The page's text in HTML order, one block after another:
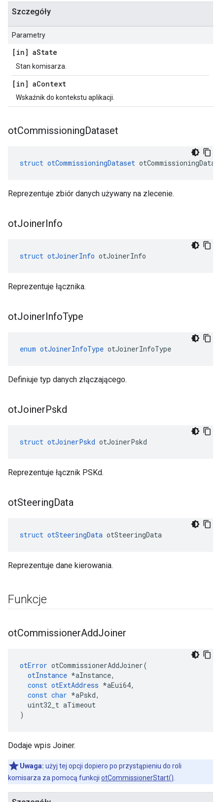
Szczegóły
Parametry
[in] aState
Stan komisarza.
[in] aContext
Wskaźnik do kontekstu aplikacji.
otCommissioningDataset
struct otCommissioningDataset
Reprezentuje zbiór danych używany na zlecenie.
otJoinerInfo
struct otJoinerInfo otJoinerInfo
Reprezentuje łącznika.
otJoinerInfoType
enum otJoinerInfoType otJoinerInfoType
Definiuje typ danych złączającego.
otJoinerPskd
struct otJoinerPskd otJoinerPskd
Reprezentuje łącznik PSKd.
otSteeringData
struct otSteeringData otSteeringData
Reprezentuje dane kierowania.
Funkcje
otCommissionerAddJoiner
otError otCommissionerAddJoiner(
otInstance *aInstance,
const otExtAddress *aEui64,
const char *aPskd,
uint32_t aTimeout
)
Dodaje wpis Joiner.
Uwaga: użyj tej opcji dopiero po przystąpieniu do roli
komisarza za pomocą funkcji otCommissionerStart()